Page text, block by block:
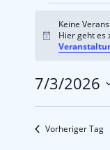
für
3,
2026
Hinweis
Keine
Hier geht es
7/3/2026
Datum
Vorheriger Tag